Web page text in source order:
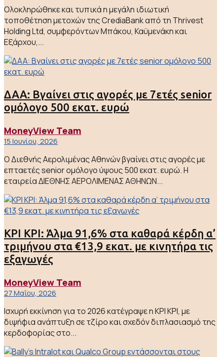
Ολοκληρώθηκε και τυπικά η μεγάλη ιδιωτική
τοποθέτηση μετοχών της CrediaBank από τη Thrivest
Holding Ltd, συμφερόντων Μπάκου, Καϋμενάκη και
Εξάρχου,...
ΔΑΑ: Βγαίνει στις αγορές με 7ετές senior
ομόλογο 500 εκατ. ευρώ
MoneyView Team
15 Ιουνίου, 2026
Ο Διεθνής Αερολιμένας Αθηνών βγαίνει στις αγορές με
επταετές senior ομόλογο ύψους 500 εκατ. ευρώ. Η
εταιρεία ΔΙΕΘΝΗΣ ΑΕΡΟΛΙΜΕΝΑΣ ΑΘΗΝΩΝ...
ΚΡΙ ΚΡΙ: Άλμα 91,6% στα καθαρά κέρδη α’
τριμήνου στα €13,9 εκατ. με κινητήρα τις
εξαγωγές
MoneyView Team
27 Μαΐου, 2026
Ισχυρή εκκίνηση για το 2026 κατέγραψε η ΚΡΙ ΚΡΙ, με
διψήφια ανάπτυξη σε τζίρο και σχεδόν διπλασιασμό της
κερδοφορίας στο...